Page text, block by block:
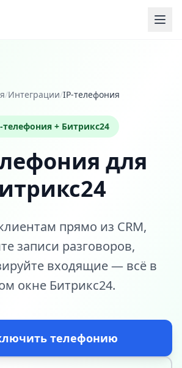
/Интеграции/IP-телефония
телефония + Битрикс24
для
прямо из CRM,
записи разговоров,
входящие — всё в
окне Битрикс24.
телефонию